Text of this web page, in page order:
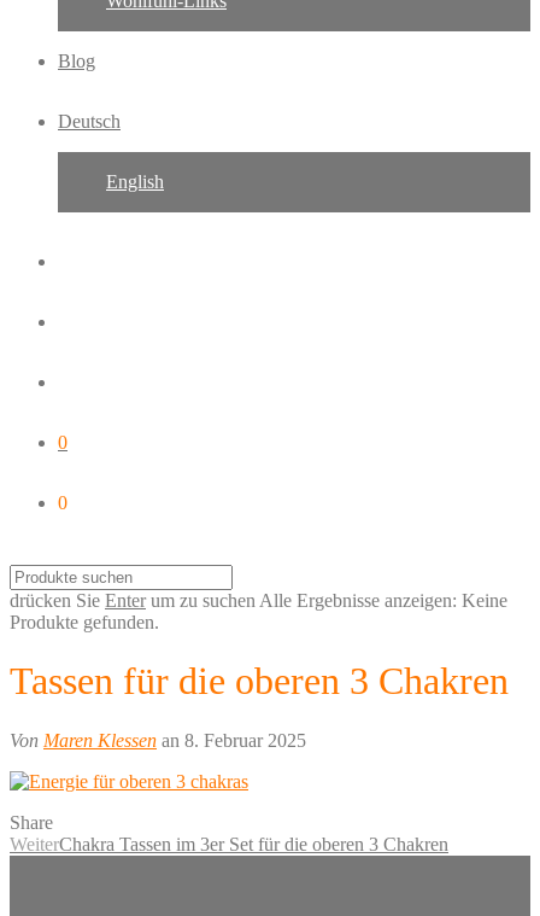
Blog
Deutsch
English
0
0
drücken Sie Enterum zu suchen Alle Ergebnisse anzeigen: Keine
Produkte gefunden.
Tassen für die oberen 3 Chakren
Von Maren Klessen an 8. Februar 2025
Share
WeiterChakra Tassen im 3er Set für die oberen 3 Chakren